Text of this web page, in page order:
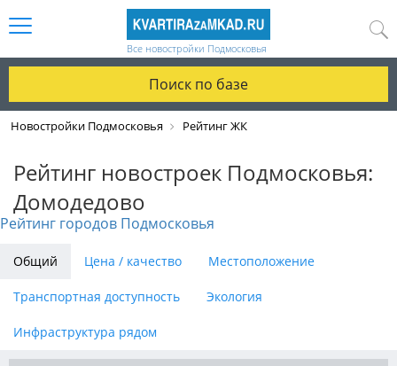
Все новостройки Подмосковья
Поиск по базе
Новостройки Подмосковья Рейтинг ЖК
Рейтинг новостроек Подмосковья:
Домодедово
Рейтинг городов Подмосковья
Общий Цена / качество Местоположение
Транспортная доступность Экология
Инфраструктура рядом